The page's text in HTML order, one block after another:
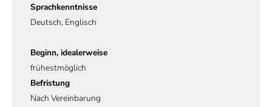
Sprachkenntnisse
Deutsch, Englisch
Beginn, idealerweise
frühestmöglich
Befristung
Nach Vereinbarung